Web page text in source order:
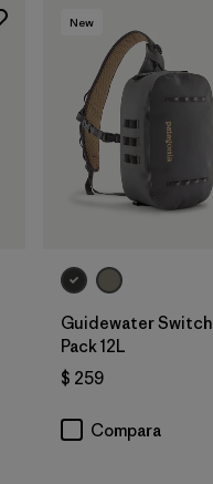
Agregar a la
Bolsa
New
Guidewater Switch
Pack 12L
$ 259
Compara